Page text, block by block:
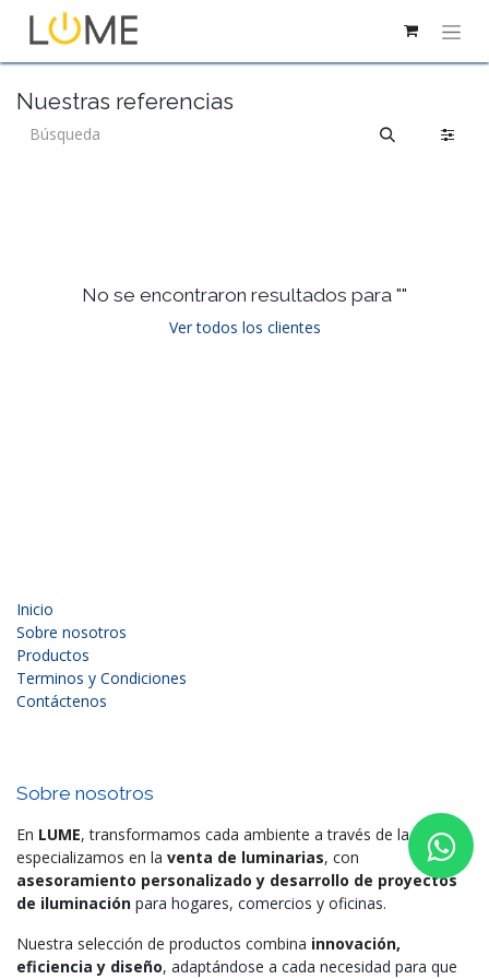
Nuestras referencias
No se encontraron resultados para ""
Ver todos los clientes
Inicio
Sobre nosotros
Productos
Terminos y Condiciones
Contáctenos
Sobre nosotros
En LUME, transformamos cada ambiente a través de la luz. Nos
especializamos en la venta de luminarias, con
asesoramiento personalizado y desarrollo de proyectos
de iluminación para hogares, comercios y oficinas.
Nuestra selección de productos combina innovación,
eficiencia y diseño, adaptándose a cada necesidad para que